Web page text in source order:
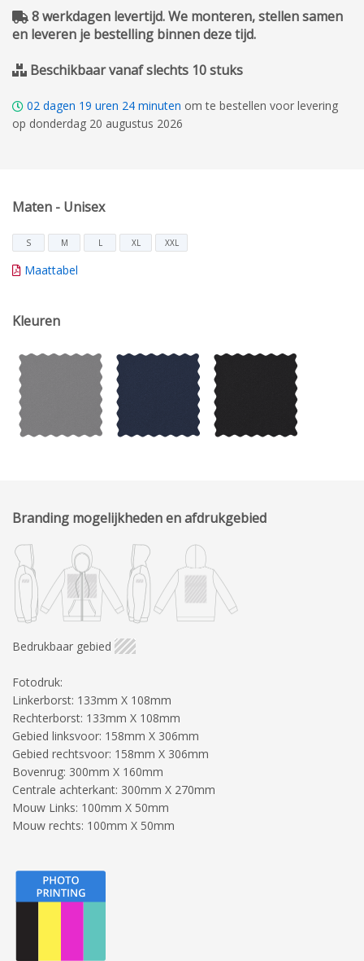
8 werkdagen levertijd. We monteren, stellen samen
en leveren je bestelling binnen deze tijd.
Beschikbaar vanaf slechts 10 stuks
02 dagen 19 uren 24 minuten om te bestellen voor levering
op donderdag 20 augustus 2026
Maten - Unisex
S M L XL XXL
Maattabel
Kleuren
Branding mogelijkheden en afdrukgebied
Bedrukbaar gebied
Fotodruk:
Linkerborst: 133mm X 108mm
Rechterborst: 133mm X 108mm
Gebied linksvoor: 158mm X 306mm
Gebied rechtsvoor: 158mm X 306mm
Bovenrug: 300mm X 160mm
Centrale achterkant: 300mm X 270mm
Mouw Links: 100mm X 50mm
Mouw rechts: 100mm X 50mm